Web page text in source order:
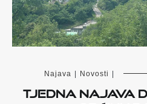
Najava | Novosti |
Tjedna najava